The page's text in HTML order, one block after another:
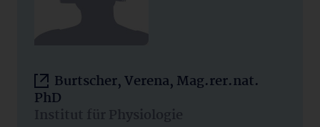
Burtscher, Verena, Mag.rer.nat.
PhD
Institut für Physiologie